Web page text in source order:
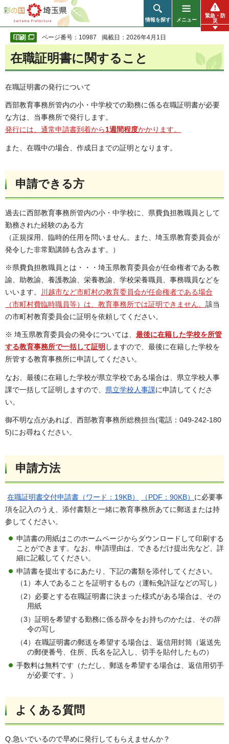
彩の国 埼玉県
情報を探す メニュー
緊急・防
災
ページ番号：10987 掲載日：2026年4月1日
在職証明書に関すること
在職証明書の発行について
西部教育事務所管内の小・中学校での勤務に係る在職証明書が必要
な方は、当事務所で発行します。
発行には、通常申請書到着から1週間程度かかります。
また、在職中の場合、作成日までの証明となります。
申請できる方
過去に西部教育事務所管内の小・中学校に、県費負担教職員として
勤務された経験のある方
（正規採用、臨時的任用を問いません。また、埼玉県教育委員会が
発令した非常勤講師も含みます。）
※県費負担教職員とは・・・埼玉県教育委員会が任命権者である教
諭、助教諭、養護教諭、栄養教諭、学校栄養職員、事務職員などを
いいます。
川越市など市町村の教育委員会が任命権者である場合
（市町村費臨時職員等）は、教育事務所では証明できません。 該当
の市町村教育委員会に証明を依頼してください。
※ 埼玉県教育委員会の発令については、 最後に在籍した学校を所管
する教育事務所で一括して証明 しますので、最後に在籍した学校を
所管する教育事務所に申請してください。
なお、最後に在籍した学校が県立学校である場合は、県立学校人事
課で一括して証明しますので、 県立学校人事課に申請してくださ
い。
御不明な点があれば、西部教育事務所総務担当(電話：049-242-180
5)にお尋ねください。
申請方法
在職証明書交付申請書（ワード：19KB） （PDF：90KB） に必要事
項を記入のうえ、添付書類と一緒に教育事務所あてに郵送または持
参してください。
申請書の用紙はこのホームページからダウンロードして印刷する
ことができます。なお、申請理由は、できるだけ提出先など、詳
細に記載してください。
申請書を提出するにあたり、下記の書類を添付してください。
（1）本人であることを証明するもの（運転免許証などの写し）
（2）必要とする在職証明書に決まった様式がある場合は、その
用紙
（3）証明を希望する勤務に係る辞令をお持ちのかたは、その辞
令の写し
（4）在職証明書の郵送を希望する場合は、返信用封筒（返送先
の郵便番号、住所、氏名を記入し、切手を貼付したもの）
手数料は無料です（ただし、郵送を希望する場合は、返信用切手
が必要です。）
よくある質問
Q.急いでいるので早めに発行してもらえませんか？